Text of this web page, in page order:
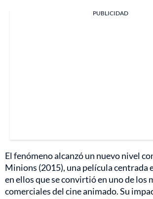
PUBLICIDAD
El fenómeno alcanzó un nuevo nivel
Minions (2015), una película centrada
en ellos que se convirtió en uno de los
comerciales del cine animado. Su